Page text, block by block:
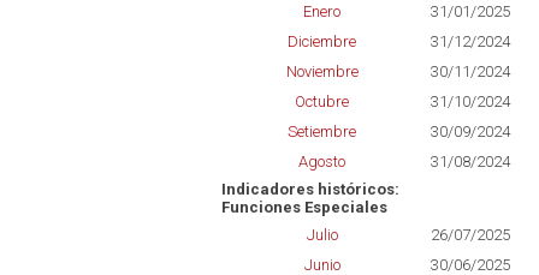
Enero
31/01/2025
Diciembre
31/12/2024
Noviembre
30/11/2024
Octubre
31/10/2024
Setiembre
30/09/2024
Agosto
31/08/2024
Indicadores históricos:
Funciones Especiales
Julio
26/07/2025
Junio
30/06/2025